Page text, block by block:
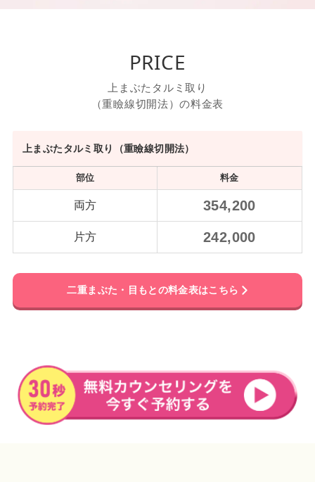
PRICE
上まぶたタルミ取り
（重瞼線切開法）の料金表
上まぶたタルミ取り（重瞼線切開法）
部位 料金
両方 354,200
片方 242,000
二重まぶた・目もとの料金表はこちら